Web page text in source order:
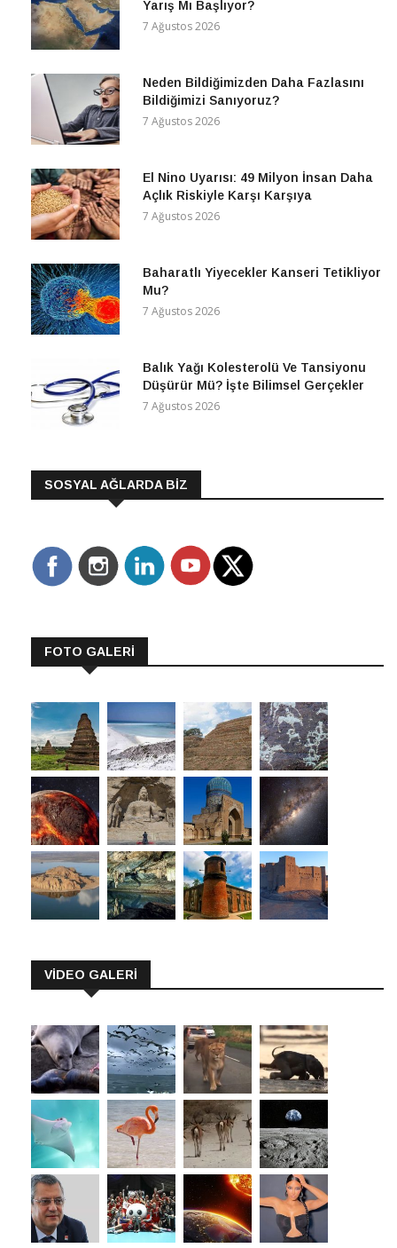
Yarış Mı Başlıyor?
7 Ağustos 2026
Neden Bildiğimizden Daha Fazlasını
Bildiğimizi Sanıyoruz?
7 Ağustos 2026
El Nino Uyarısı: 49 Milyon İnsan Daha
Açlık Riskiyle Karşı Karşıya
7 Ağustos 2026
Baharatlı Yiyecekler Kanseri Tetikliyor
Mu?
7 Ağustos 2026
Balık Yağı Kolesterolü Ve Tansiyonu
Düşürür Mü? İşte Bilimsel Gerçekler
7 Ağustos 2026
SOSYAL AĞLARDA BİZ
FOTO GALERİ
VİDEO GALERİ